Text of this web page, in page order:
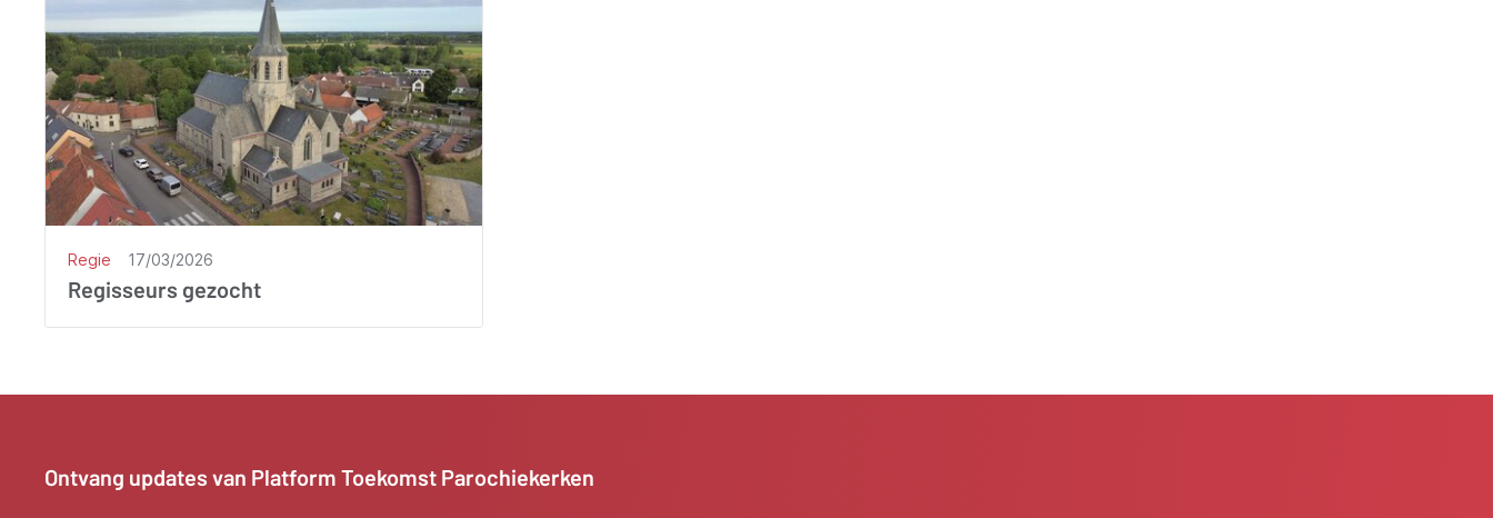
Regisseurs gezocht
Regie 17/03/2026
Ontvang updates van Platform Toekomst Parochiekerken